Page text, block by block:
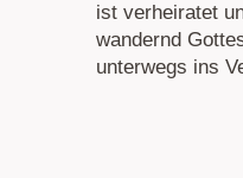
ist verheiratet
wandernd
unterwegs ins